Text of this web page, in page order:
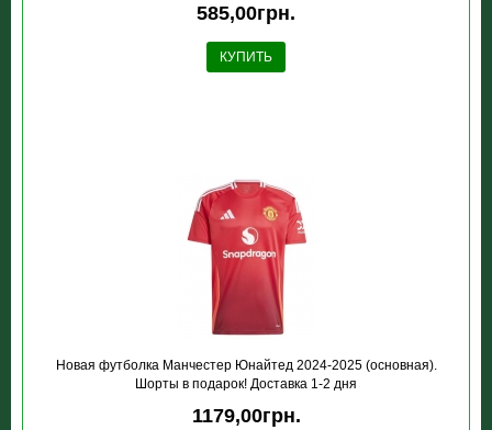
585,00грн.
КУПИТЬ
Новая футболка Манчестер Юнайтед 2024-2025 (основная).
Шорты в подарок! Доставка 1-2 дня
1179,00грн.